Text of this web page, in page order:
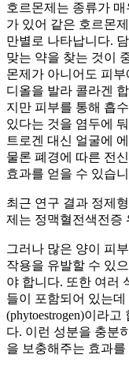
호르몬제는 종류가 매
가 있어 같은 호르몬
만별로 나타납니다.
맞는 약을 찾는 것이
몬제가 아니어도 피
디올을 발라 콜라겐
지만 피부를 통해 흡
있다는 것을 염두에
트로겐 대신 얼굴에
물론 폐경에 따른 전
효과를 얻을 수 있습
최근 연구 결과 정제
제는 정맥혈전색전증
그러나 많은 양이 피
작용을 유발할 수 있
야 합니다. 또한 여러
들이 포함되어 있는
(phytoestrogen)이라
다. 이런 성분을 충분
을 보충해주는 효과